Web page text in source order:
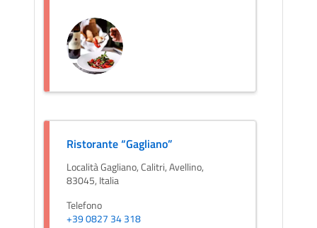
Ristorante “Gagliano”
Località Gagliano, Calitri, Avellino,
83045, Italia
Telefono
+39 0827 34 318